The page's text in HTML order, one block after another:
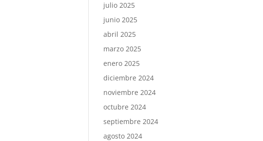
julio 2025
junio 2025
abril 2025
marzo 2025
enero 2025
diciembre 2024
noviembre 2024
octubre 2024
septiembre 2024
agosto 2024